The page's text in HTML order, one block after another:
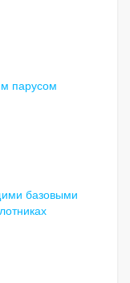
парусом
базовыми